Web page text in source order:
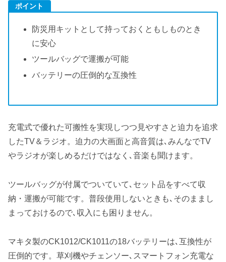
ポイント
防災用キットとして持っておくともしものとき
に安心
ツールバッグで運搬が可能
バッテリーの圧倒的な互換性
充電式で優れた可搬性を実現しつつ見やすさと迫力を追求
したTV＆ラジオ。迫力の大画面と高音質は､みんなでTV
やラジオが楽しめるだけではなく､音楽も聞けます。
ツールバッグが付属でついていて､セット品をすべて収
納・運搬が可能です。普段使用しないときも､そのままし
まっておけるので､収入にも困りません。
マキタ製のCK1012/CK1011の18バッテリーは､互換性が
圧倒的です。草刈機やチェンソー､スマートフォン充電な